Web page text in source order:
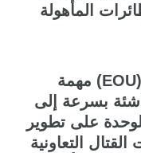
المأهولة
تتولى وحدة العمليات التجريبية (EOU) مهمة
بسرعة إلى
على تطوير
التعاونية